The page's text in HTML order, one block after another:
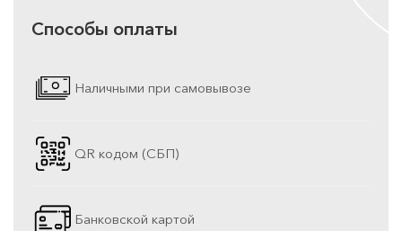
Способы оплаты
Наличными при самовывозе
QR кодом (СБП)
Банковской картой